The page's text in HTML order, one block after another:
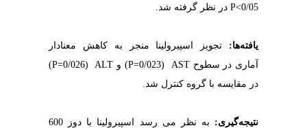
0/05>P
در نظر گرفته شد
یافته‌ها:
تجویز اسپیرولینا منجر به کاهش معنادار
آماری در سطوح AST
(0/023=
P
) و ALT
(0/026=
P
)
در مقایسه با گروه کنترل شد.
نتیجه‌گیری:
به نظر می رسد اسپیرولینا با دوز 600